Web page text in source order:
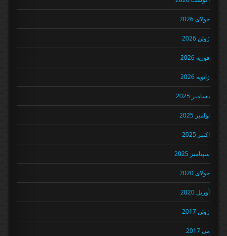
جولای 2026
ژوئن 2026
فوریه 2026
ژانویه 2026
دسامبر 2025
نوامبر 2025
اکتبر 2025
سپتامبر 2025
جولای 2020
آوریل 2020
ژوئن 2017
می 2017